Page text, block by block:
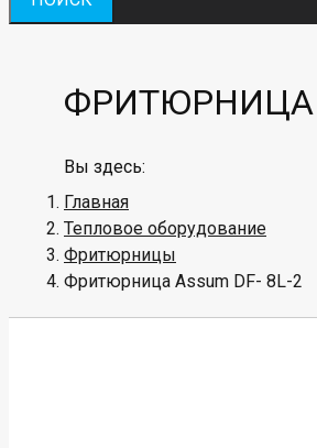
ФРИТЮРНИЦА
Вы здесь:
Главная
Тепловое оборудование
Фритюрницы
Фритюрница Assum DF- 8L-2